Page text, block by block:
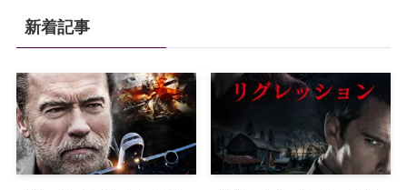
新着記事